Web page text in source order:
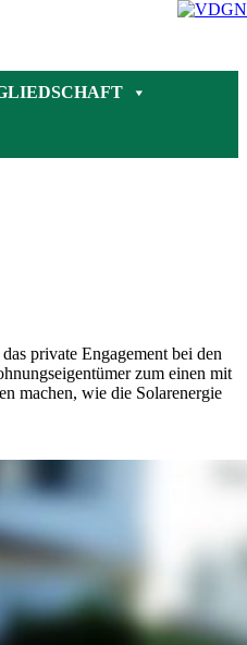
private Engagement bei den
zum einen mit
machen, wie die Solarenergie